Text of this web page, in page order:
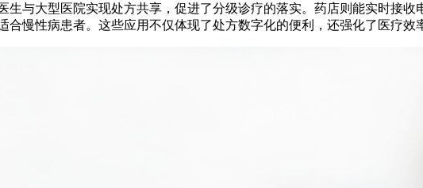
生与大型医院实现处方共享，促进了分级诊疗的落实。药店则能实时接
合慢性病患者。这些应用不仅体现了处方数字化的便利，还强化了医疗效